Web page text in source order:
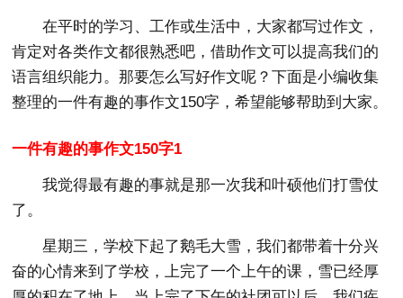
在平时的学习、工作或生活中，大家都写过作文，
肯定对各类作文都很熟悉吧，借助作文可以提高我们的
语言组织能力。那要怎么写好作文呢？下面是小编收集
整理的一件有趣的事作文150字，希望能够帮助到大家。
一件有趣的事作文150字1
我觉得最有趣的事就是那一次我和叶硕他们打雪仗
了。
星期三，学校下起了鹅毛大雪，我们都带着十分兴
奋的心情来到了学校，上完了一个上午的课，雪已经厚